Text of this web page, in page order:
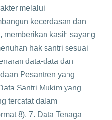
melalui
kecerdasan dan
memberikan kasih sayang
hak santri sesuai
data-data dan
Pesantren yang
Santri Mukim yang
tercatat dalam
8). 7. Data Tenaga